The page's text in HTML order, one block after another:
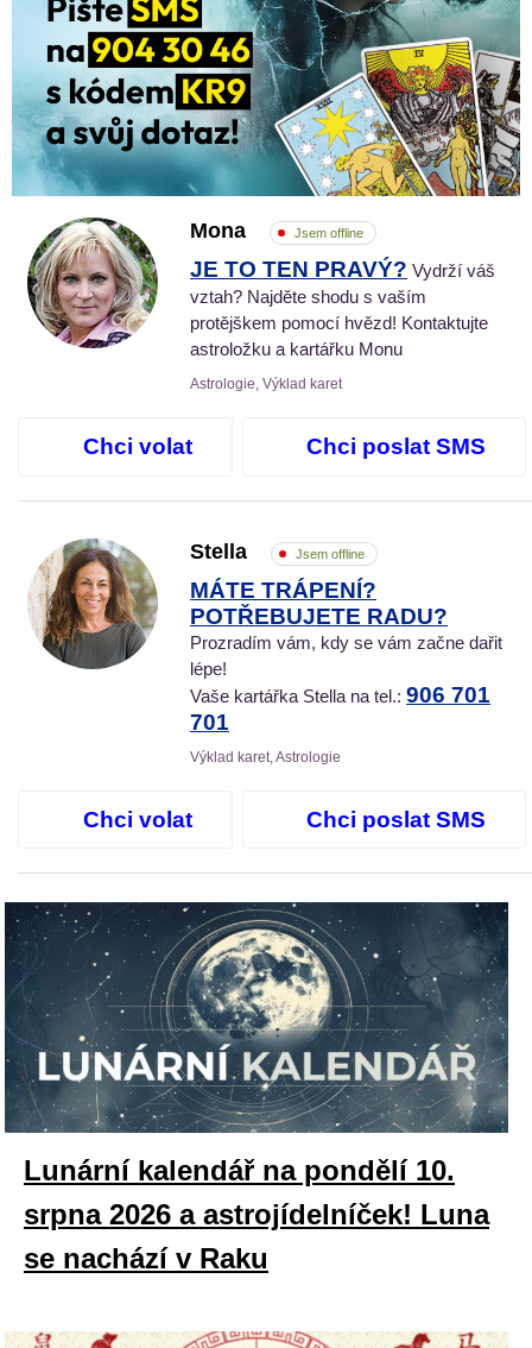
Mona Jsem offline
JE TO TEN PRAVÝ? Vydrží váš
vztah? Najděte shodu s vaším
protějškem pomocí hvězd! Kontaktujte
astroložku a kartářku Monu
Astrologie, Výklad karet
Chci volat Chci poslat SMS
Stella Jsem offline
MÁTE TRÁPENÍ?
POTŘEBUJETE RADU?
Prozradím vám, kdy se vám začne dařit
lépe!
Vaše kartářka Stella na tel.: 906 701
701
Výklad karet, Astrologie
Chci volat Chci poslat SMS
Lunární kalendář na pondělí 10.
srpna 2026 a astrojídelníček! Luna
se nachází v Raku